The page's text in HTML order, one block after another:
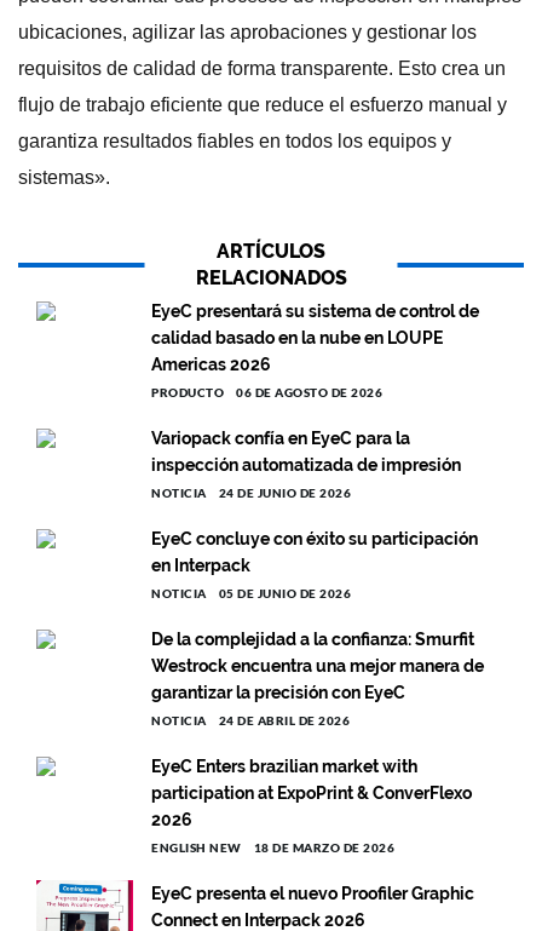
ubicaciones, agilizar las aprobaciones y gestionar los
requisitos de calidad de forma transparente. Esto crea un
flujo de trabajo eficiente que reduce el esfuerzo manual y
garantiza resultados fiables en todos los equipos y
sistemas».
ARTÍCULOS
RELACIONADOS
EyeC presentará su sistema de control de
calidad basado en la nube en LOUPE
Americas 2026
PRODUCTO 06 DE AGOSTO DE 2026
Variopack confía en EyeC para la
inspección automatizada de impresión
NOTICIA 24 DE JUNIO DE 2026
EyeC concluye con éxito su participación
en Interpack
NOTICIA 05 DE JUNIO DE 2026
De la complejidad a la confianza: Smurfit
Westrock encuentra una mejor manera de
garantizar la precisión con EyeC
NOTICIA 24 DE ABRIL DE 2026
EyeC Enters brazilian market with
participation at ExpoPrint & ConverFlexo
2026
ENGLISH NEW 18 DE MARZO DE 2026
EyeC presenta el nuevo Proofiler Graphic
Connect en Interpack 2026